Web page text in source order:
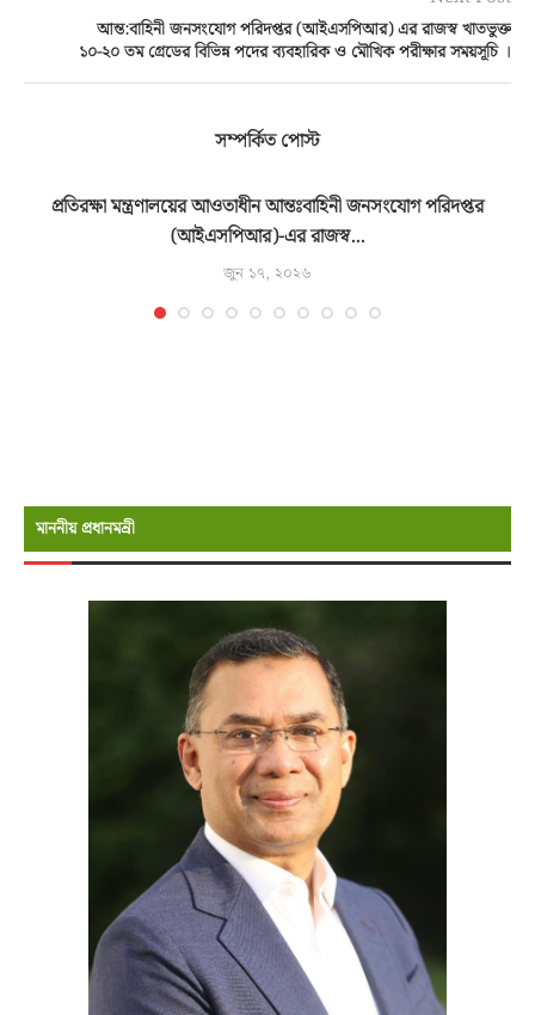
আন্ত:বাহিনী জনসংযোগ পরিদপ্তর (আইএসপিআর) এর রাজস্ব খাতভুক্ত
১০-২০ তম গ্রেডের বিভিন্ন পদের ব্যবহারিক ও মৌখিক পরীক্ষার সময়সূচি ।
সম্পর্কিত পোস্ট
প্রতিরক্ষা মন্ত্রণালয়ের আওতাধীন আন্তঃবাহিনী জনসংযোগ পরিদপ্তর
(আইএসপিআর)-এর রাজস্ব...
জুন ১৭, ২০২৬
মাননীয় প্রধানমন্রী